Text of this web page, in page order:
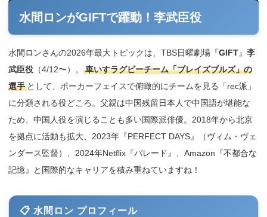
水間ロンがGIFTで躍動！李武臣役
水間ロンさんの2026年最大トピックは、TBS日曜劇場『GIFT』李
武臣役 （4/12〜）。車いすラグビーチーム「ブレイズブルズ」の
選手 として、ポーカーフェイスで俯瞰的にチームを見る「rec派」
に分類される役どころ。父親は中国残留日本人で中国語が堪能な
ため、中国人役を演じることも多い国際派俳優。2018年から北京
を拠点に活動も拡大、2023年『PERFECT DAYS』（ヴィム・ヴェ
ンダース監督）、2024年Netflix『パレード』、Amazon『不都合な
記憶』と国際的なキャリアを積み重ねていますね！
📋 水間ロン プロフィール